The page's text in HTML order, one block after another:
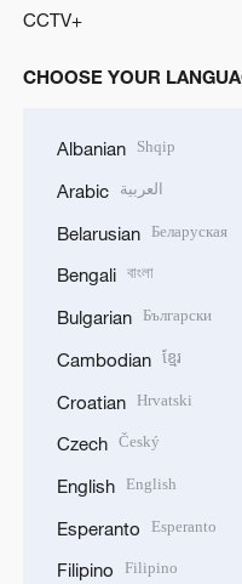
CCTV+
CHOOSE YOUR
Albanian Shqip
Arabic العربية
Belarusian Беларуская
Bengali বাংলা
Bulgarian Български
Cambodian ខ្មែរ
Croatian Hrvatski
Czech Český
English English
Esperanto Esperanto
Filipino Filipino